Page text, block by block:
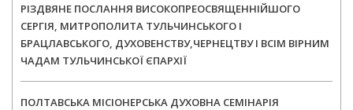
РІЗДВЯНЕ ПОСЛАННЯ ВИСОКОПРЕОСВЯЩЕННІЙШОГО
СЕРГІЯ, МИТРОПОЛИТА ТУЛЬЧИНСЬКОГО І
БРАЦЛАВСЬКОГО, ДУХОВЕНСТВУ,ЧЕРНЕЦТВУ І ВСІМ ВІРНИМ
ЧАДАМ ТУЛЬЧИНСЬКОЇ ЄПАРХІЇ
ПОЛТАВСЬКА МІСІОНЕРСЬКА ДУХОВНА СЕМІНАРІЯ